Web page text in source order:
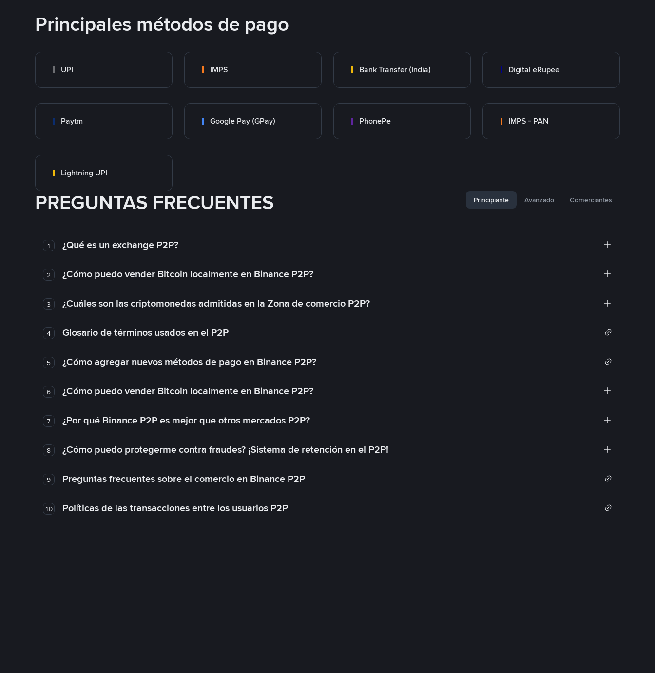
Principales métodos de pago
UPI IMPS Bank Transfer (India) Digital eRupee
Paytm Google Pay (GPay) PhonePe IMPS - PAN
Lightning UPI
PREGUNTAS FRECUENTES Principiante Avanzado Comerciantes
1 ¿Qué es un exchange P2P?
2 ¿Cómo puedo vender Bitcoin localmente en Binance P2P?
3 ¿Cuáles son las criptomonedas admitidas en la Zona de comercio P2P?
4 Glosario de términos usados en el P2P
5 ¿Cómo agregar nuevos métodos de pago en Binance P2P?
6 ¿Cómo puedo vender Bitcoin localmente en Binance P2P?
7 ¿Por qué Binance P2P es mejor que otros mercados P2P?
8 ¿Cómo puedo protegerme contra fraudes? ¡Sistema de retención en el P2P!
9 Preguntas frecuentes sobre el comercio en Binance P2P
10 Políticas de las transacciones entre los usuarios P2P